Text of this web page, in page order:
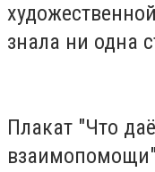
знала ни одна
Плакат "Что
взаимопомощи"